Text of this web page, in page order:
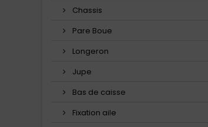
Chassis
Pare Boue
Longeron
Jupe
Bas de caisse
Fixation aile